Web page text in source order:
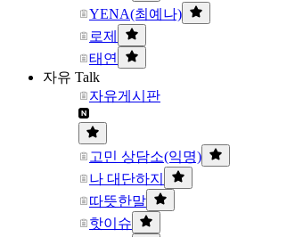
YENA(최예나)
로제
태연
자유 Talk
자유게시판
고민 상담소(익명)
나 대단하지
따뜻한말
핫이슈